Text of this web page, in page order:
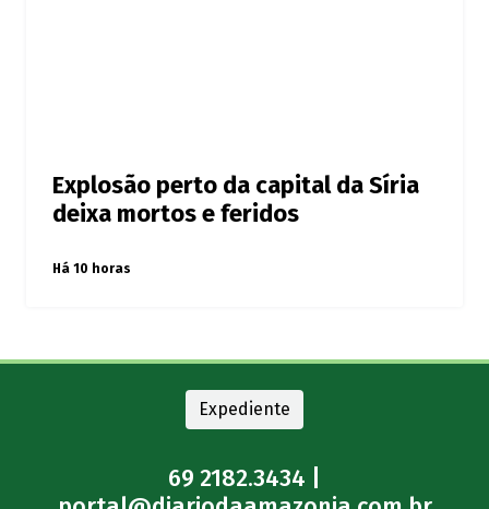
Explosão perto da capital da Síria
deixa mortos e feridos
Há 10 horas
Expediente
69 2182.3434 |